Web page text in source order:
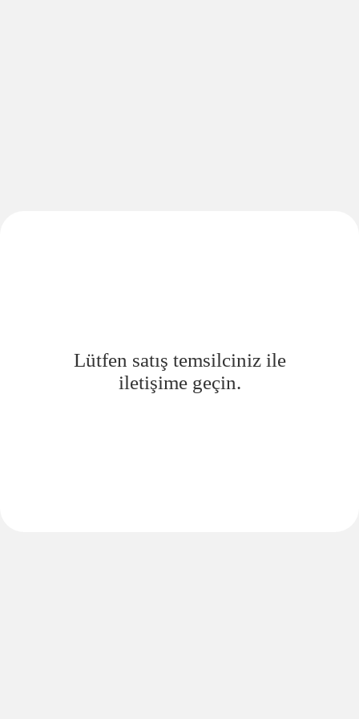
Lütfen satış temsilciniz ile
iletişime geçin.